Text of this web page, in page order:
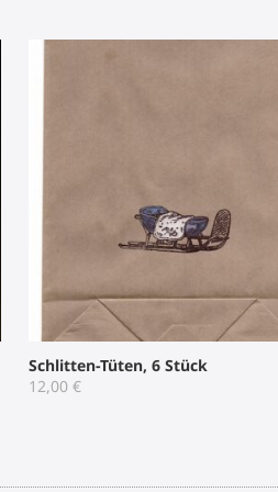
Schlitten-Tüten, 6 Stück
12,00 €